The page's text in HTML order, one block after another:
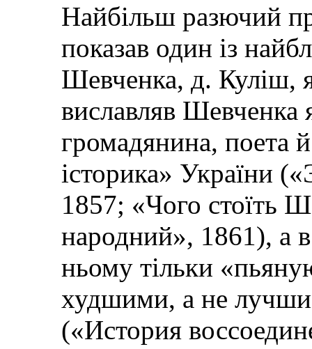
Найбільш разючий
показав один із
Шевченка, д. Куліш,
виславляв Шевченка
громадянина, поета
історика» України
1857; «Чого стоїть
народний», 1861), а
ньому тільки
худшими, а не
(«История